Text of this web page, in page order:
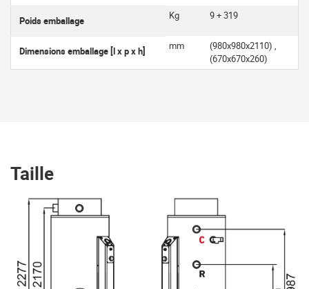
Poids emballage Kg 9 + 319
Dimensions emballage [l x p x h] mm
(980x980x2110) ,
(670x670x260)
Taille